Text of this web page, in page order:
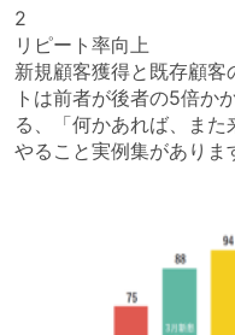
2
リピート率向上
新規顧客獲得と既存顧客
トは前者が後者の5倍か
る、「何かあれば、ま
やること実例集がありま